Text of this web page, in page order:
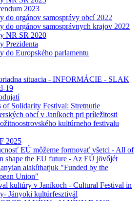
2023
do orgánov samosprávy obcí 2022
do orgánov samosprávnych krajov 2022
NR SR 2020
Prezidenta
do Europského parlamentu
situacia - INFORMÁCIE - SLAK
19
of Solidarity Festival: Stretnutie
obcí v Janíkoch pri príležitosti
kultúrneho festivalu
2025
EÚ môžeme formovať všetci - All of
shape the EU future - Az EÚ jövőjét
alakíthatjuk "Funded by the
Union"
kultúry v Janíkoch - Cultural Festival in
Jányoki kultúrfesztivál